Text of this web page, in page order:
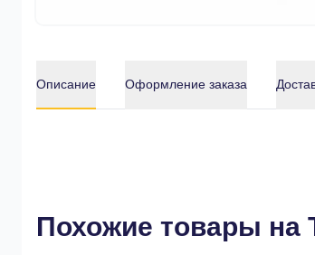
Описание Оформление заказа
Похожие товары